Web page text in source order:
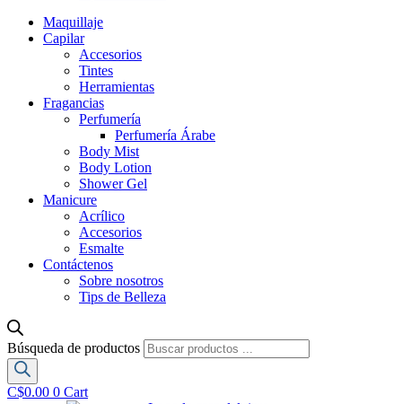
Maquillaje
Capilar
Accesorios
Tintes
Herramientas
Fragancias
Perfumería
Perfumería Árabe
Body Mist
Body Lotion
Shower Gel
Manicure
Acrílico
Accesorios
Esmalte
Contáctenos
Sobre nosotros
Tips de Belleza
Búsqueda de productos
C$0.00 0 Cart